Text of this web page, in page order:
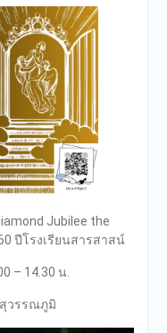
Jubilee the
ปีโรงเรียนสารสาสน์
– 14.30 น.
วรรณภูมิ